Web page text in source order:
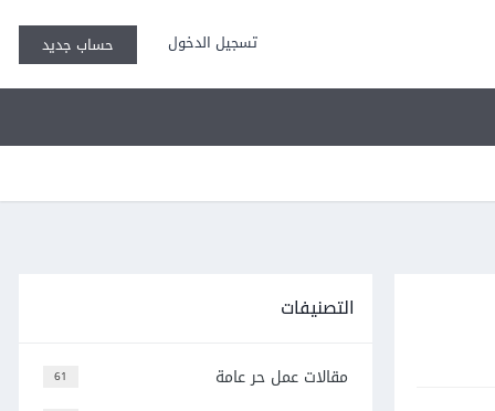
تسجيل الدخول حساب جديد
التصنيفات
61 مقالات عمل حر عامة